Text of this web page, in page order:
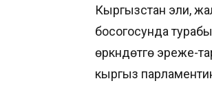
Кыргызстан эли,
босогосунда
өркүндөтүүгө эреже-
кыргыз